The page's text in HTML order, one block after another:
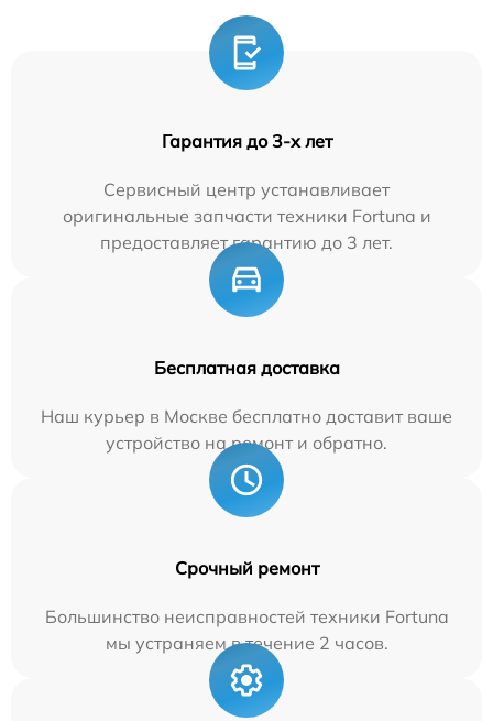
Гарантия до 3-х лет
Сервисный центр устанавливает
оригинальные запчасти техники Fortuna и
предоставляет гарантию до 3 лет.
Бесплатная доставка
Наш курьер в Москве бесплатно доставит ваше
устройство на ремонт и обратно.
Срочный ремонт
Большинство неисправностей техники Fortuna
мы устраняем в течение 2 часов.